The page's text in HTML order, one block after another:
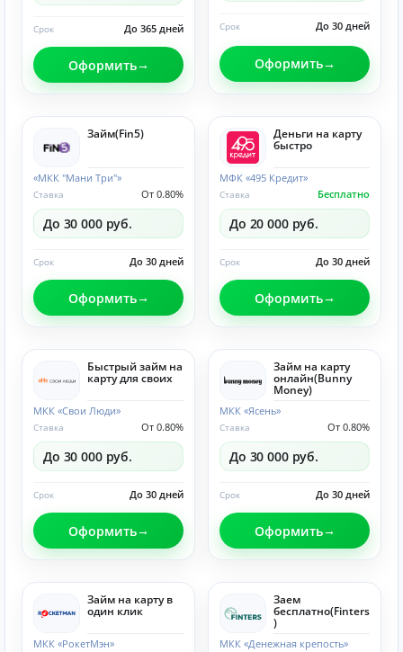
До 365 дней
Срок
Оформить
До 30 дней
Срок
Оформить
Займ(Fin5)
«МКК "Мани Три"»
От 0.80%
Ставка
До 30 000 руб.
До 30 дней
Срок
Оформить
Деньги на карту
быстро
МФК «495 Кредит»
Бесплатно
Ставка
До 20 000 руб.
До 30 дней
Срок
Оформить
Быстрый займ на
карту для своих
МКК «Свои Люди»
От 0.80%
Ставка
До 30 000 руб.
До 30 дней
Срок
Оформить
Займ на карту
онлайн(Bunny
Money)
МКК «Ясень»
От 0.80%
Ставка
До 30 000 руб.
До 30 дней
Срок
Оформить
Займ на карту в
один клик
МКК «РокетМэн»
Заем
бесплатно(Finters
)
МКК «Денежная крепость»